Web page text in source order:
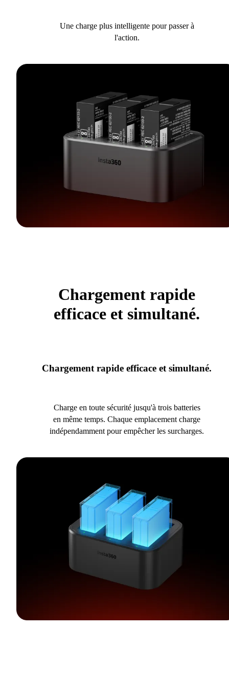
Une charge plus intelligente pour passer à
l'action.
Chargement rapide
efficace et simultané.
Chargement rapide efficace et simultané.
Charge en toute sécurité jusqu'à trois batteries
en même temps. Chaque emplacement charge
indépendamment pour empêcher les surcharges.